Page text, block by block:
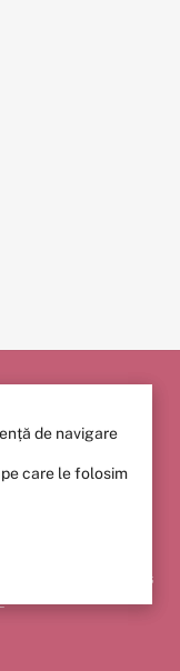
Politica Cookies
de navigare
care le folosim